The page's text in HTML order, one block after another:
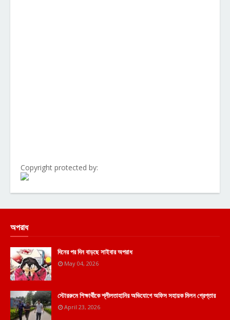
Copyright protected by:
অপরাধ
দিনের পর দিন বাড়ছে সাইবার অপরাধ
May 04, 2026
স্টোররুমে শিক্ষার্থীকে শ্লীলতাহানির অভিযোগে অফিস সহায়ক মিলন গ্রেপ্তার
April 23, 2026